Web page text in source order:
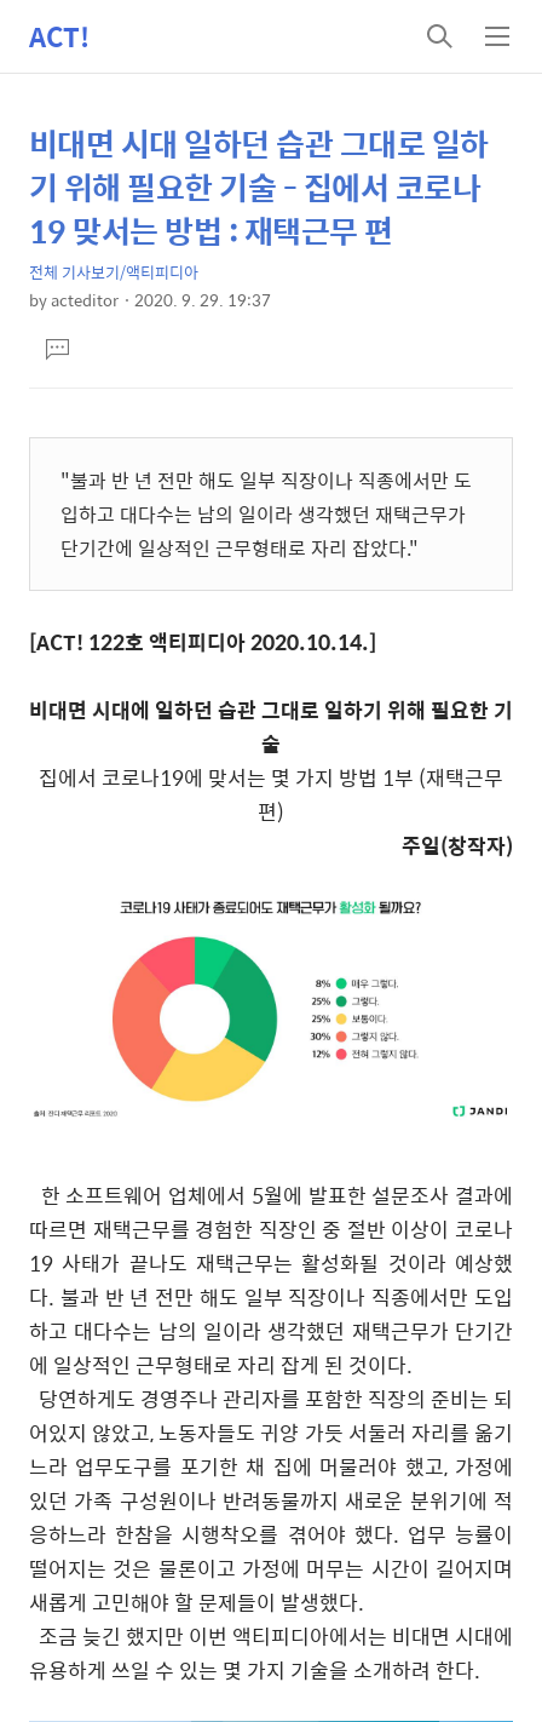
ACT!
검
색
메
뉴
상
세
컨
텐
츠
본
제
목
비대면 시대 일하던 습관 그대로 일하
기 위해 필요한 기술 - 집에서 코로나
19 맞서는 방법 : 재택근무 편
전체 기사보기/액티피디아
byacteditor 2020. 9. 29. 19:37
문댓
글
"불과 반 년 전만 해도 일부 직장이나 직종에서만 도
입하고 대다수는 남의 일이라 생각했던 재택근무가
단기간에 일상적인 근무형태로 자리 잡았다."
[ACT! 122호 액티피디아 2020.10.14.]
비대면 시대에 일하던 습관 그대로 일하기 위해 필요한 기
술
집에서 코로나19에 맞서는 몇 가지 방법 1부 (재택근무
편)
주일(창작자)
한 소프트웨어 업체에서 5월에 발표한 설문조사 결과에
따르면 재택근무를 경험한 직장인 중 절반 이상이 코로나
19 사태가 끝나도 재택근무는 활성화될 것이라 예상했
다. 불과 반 년 전만 해도 일부 직장이나 직종에서만 도입
하고 대다수는 남의 일이라 생각했던 재택근무가 단기간
에 일상적인 근무형태로 자리 잡게 된 것이다.
당연하게도 경영주나 관리자를 포함한 직장의 준비는 되
어있지 않았고, 노동자들도 귀양 가듯 서둘러 자리를 옮기
느라 업무도구를 포기한 채 집에 머물러야 했고, 가정에
있던 가족 구성원이나 반려동물까지 새로운 분위기에 적
응하느라 한참을 시행착오를 겪어야 했다. 업무 능률이
떨어지는 것은 물론이고 가정에 머무는 시간이 길어지며
새롭게 고민해야 할 문제들이 발생했다.
조금 늦긴 했지만 이번 액티피디아에서는 비대면 시대에
유용하게 쓰일 수 있는 몇 가지 기술을 소개하려 한다.